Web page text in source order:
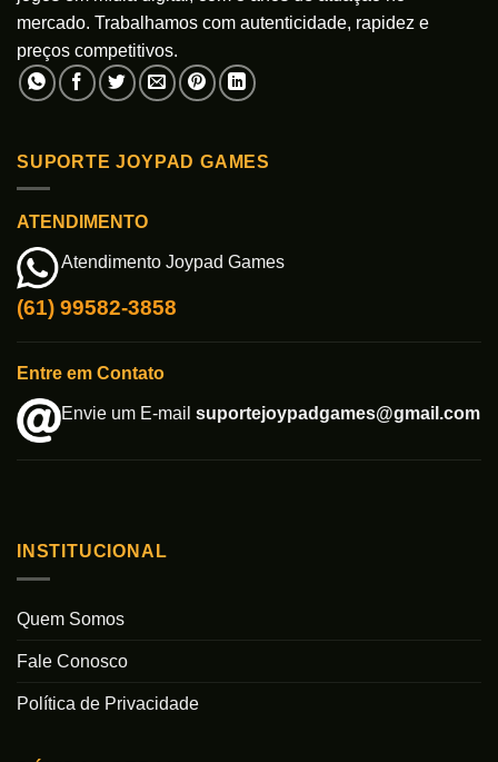
mercado. Trabalhamos com autenticidade, rapidez e
preços competitivos.
SUPORTE JOYPAD GAMES
ATENDIMENTO
Atendimento Joypad Games
(61) 99582-3858
Entre em Contato
Envie um E-mail suportejoypadgames@gmail.com
INSTITUCIONAL
Quem Somos
Fale Conosco
Política de Privacidade